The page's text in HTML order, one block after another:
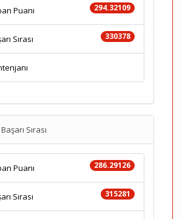
294.32109
Puanı
330378
Sırası
Sırası
286.29126
Puanı
315281
Sırası